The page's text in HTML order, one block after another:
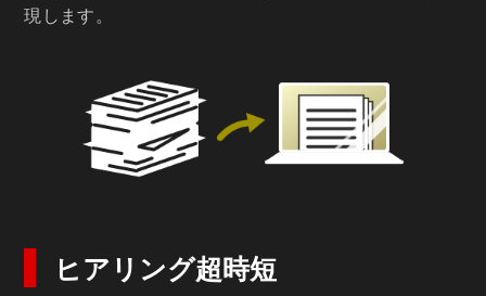
現します。
ヒアリング超時短